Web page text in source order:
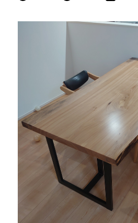
直営店
イベント
WEBカタログ